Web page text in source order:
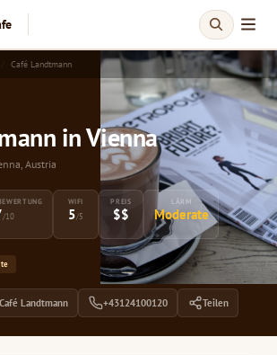
Café Landtmann
in Vienna
Austria
/10
WIFI
5/5
PREIS
$$
LÄRM
Moderate
Landtmann +43124100120 Teilen